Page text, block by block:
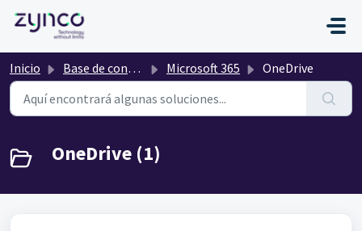
Inicio Base de conocimientos Microsoft 365 OneDrive
OneDrive (1)